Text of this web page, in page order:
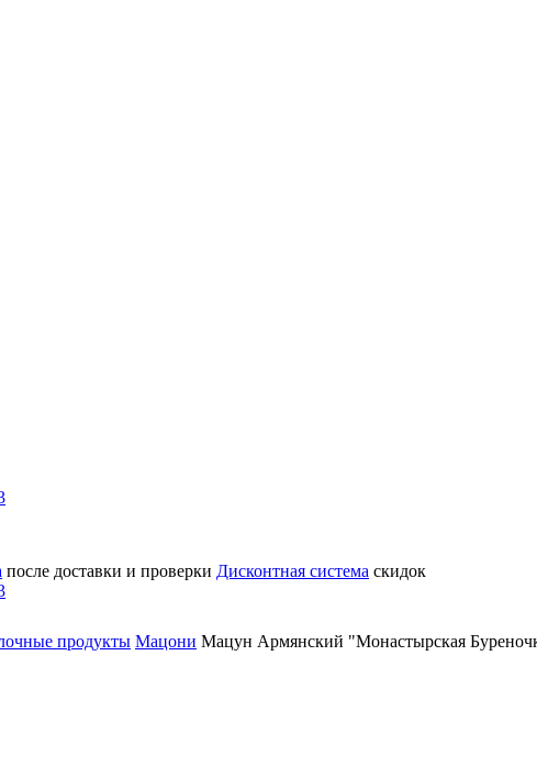
после доставки и проверки Дисконтная система скидок
продукты Мацони Мацун Армянский "Монастырская